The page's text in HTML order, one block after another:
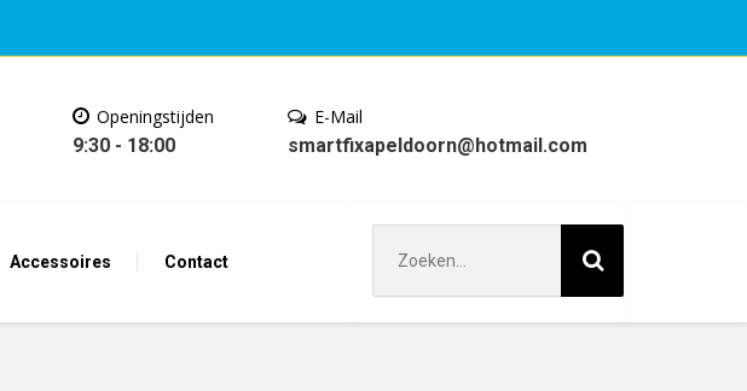
Accessoires Contact
Openingstijden
9:30 - 18:00
E-Mail
smartfixapeldoorn@hotmail.com
naar: